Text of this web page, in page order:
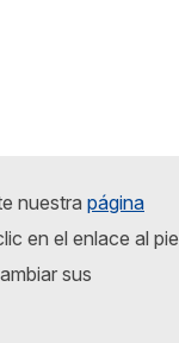
nuestra página
en el enlace al pie
sus